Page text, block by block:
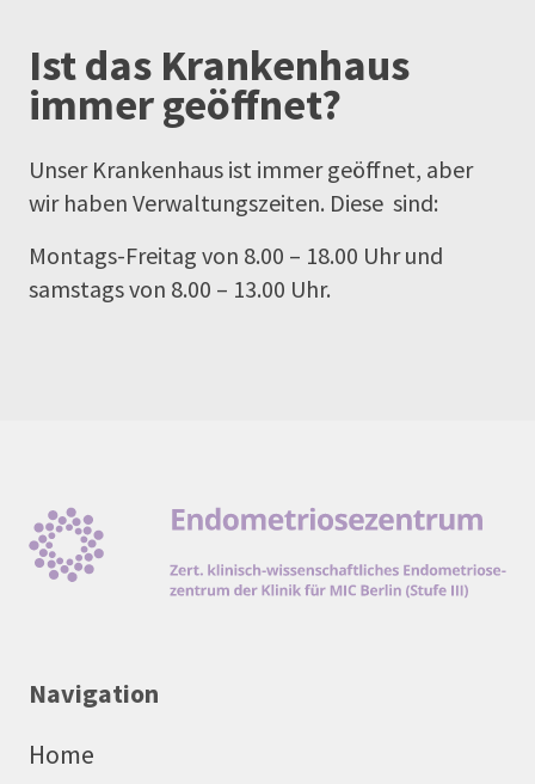
Ist das Krankenhaus
immer geöffnet?
Unser Krankenhaus ist immer geöffnet, aber
wir haben Verwaltungszeiten. Diese sind:
Montags-Freitag von 8.00 – 18.00 Uhr und
samstags von 8.00 – 13.00 Uhr.
Navigation
Home